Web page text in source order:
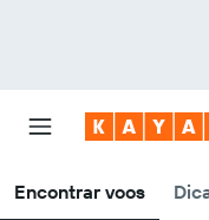
Encontrar voos